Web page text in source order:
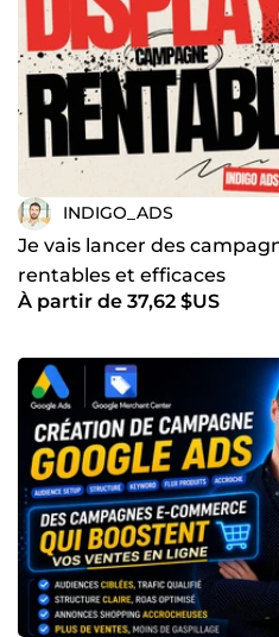
INDIGO_ADS
Je vais lancer des
rentables et efficaces
À partir de 37,62 $US